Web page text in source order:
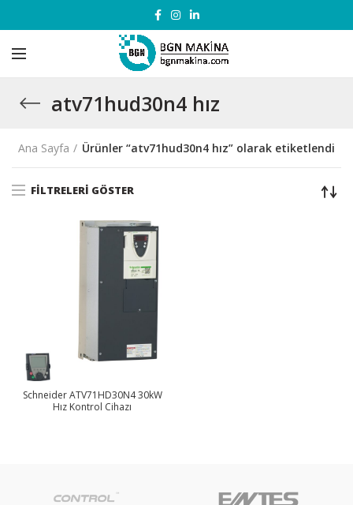
atv71hud30n4 hız
Ana Sayfa Ürünler “atv71hud30n4 hız” olarak etiketlendi
FILTRELERI GÖSTER
Schneider ATV71HD30N4 30kW
Hız Kontrol Cihazı